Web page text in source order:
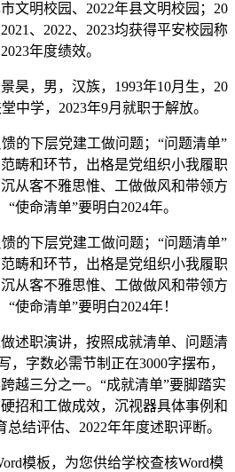
文明校园、2022年县文明校园；20
、2022、2023均获得平安校园称
年度绩效。
，男，汉族，1993年10月生，20
中学，2023年9月就职于解放。
下层党建工做问题；“问题清单”
畴和环节，出格是党组织小我履职
从客不雅思惟、工做做风和带领方
使命清单”要明白2024年。
下层党建工做问题；“问题清单”
畴和环节，出格是党组织小我履职
从客不雅思惟、工做做风和带领方
使命清单”要明白2024年！
职演讲，按照成就清单、问题清
，字数必需节制正在3000字摆布，
越三分之一。“成就清单”要脚踏实
招和工做成效，沉视器具体事例和
结评估、2022年年度述职评断。
模板，为您供给学校查核Word模